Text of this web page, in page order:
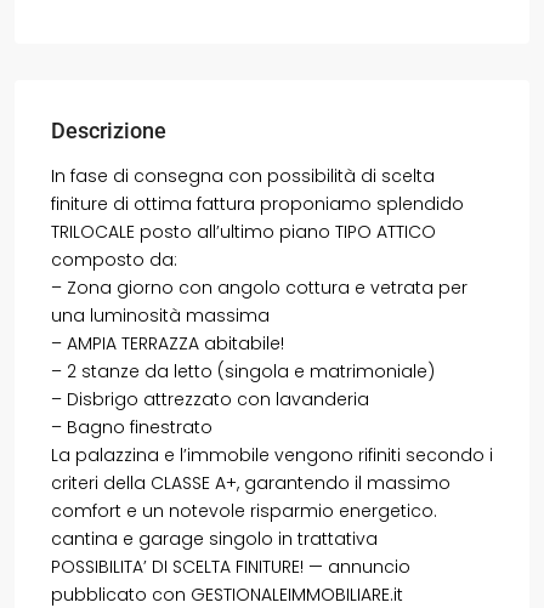
Descrizione
In fase di consegna con possibilità di scelta
finiture di ottima fattura proponiamo splendido
TRILOCALE posto all’ultimo piano TIPO ATTICO
composto da:
– Zona giorno con angolo cottura e vetrata per
una luminosità massima
– AMPIA TERRAZZA abitabile!
– 2 stanze da letto (singola e matrimoniale)
– Disbrigo attrezzato con lavanderia
– Bagno finestrato
La palazzina e l’immobile vengono rifiniti secondo i
criteri della CLASSE A+, garantendo il massimo
comfort e un notevole risparmio energetico.
cantina e garage singolo in trattativa
POSSIBILITA’ DI SCELTA FINITURE! — annuncio
pubblicato con GESTIONALEIMMOBILIARE.it